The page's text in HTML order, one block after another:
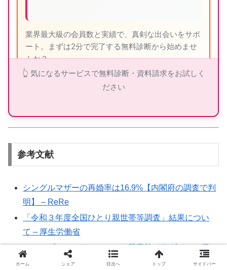
業界最大級の会員数と実績で、真剣な出会いをサポ
ート。まずは2分で完了する無料診断から始めませ
んか？
ツヴァイの詳細を見る
👑 エクセレンス青山PLATINUM：40代から
の婚活専門
🎯 40代専門
📈
創業 25年 ・成婚率 9割以上
👥
在籍会員
💰
月額 7,700円〜 （成功報酬型）
👆 気になるサービスで無料診断・資料請求をお試しく
ださい
参考文献
シングルマザーの再婚率は16.9%【内閣府の調査で判
明】 – ReRe
「令和３年度全国ひとり親世帯等調査」結果につい
て – 厚生労働省
ステップファミリーとひとり親家族パラダイム – 日
本ソーシャルワーク教育学校連盟
ホーム シェア 目次へ トップ サイドバー